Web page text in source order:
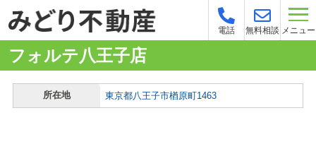
電話 無料相談 メニュー
フォルテ八王子店
所在地 東京都八王子市楢原町1463